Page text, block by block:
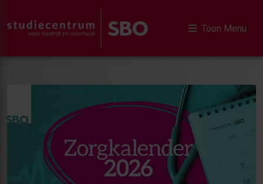
Toon Menu